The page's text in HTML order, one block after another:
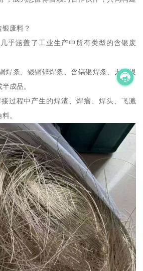
废料？
乎涵盖了工业生产中所有类型的含银废
焊条、银铜锌焊条、含镉银焊条、无镉银
成品。
过程中产生的焊渣、焊瘤、焊头、飞溅
。